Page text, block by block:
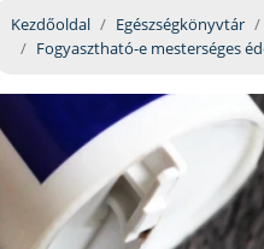
Kezdőoldal Egészségkönyvtár
Fogyasztható-e mesterséges